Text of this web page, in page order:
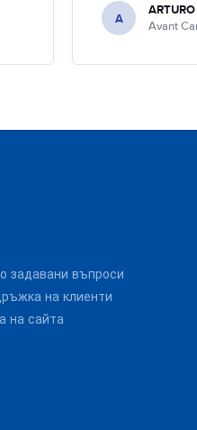
A Avant
задавани въпроси
на клиенти
на сайта